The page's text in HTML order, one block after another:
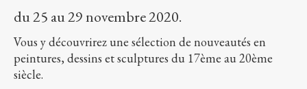
du 25 au 29 novembre 2020.
Vous y découvrirez une sélection de nouveautés en
peintures, dessins et sculptures du 17ème au 20ème
siècle.